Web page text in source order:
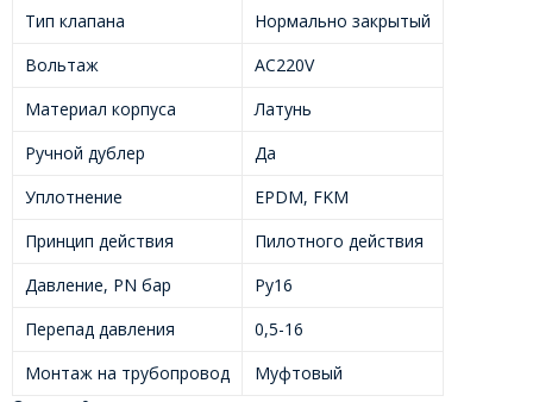
Тип клапана
Нормально закрытый
Вольтаж
AC220V
Материал корпуса
Латунь
Ручной дублер
Да
Уплотнение
EPDM, FKM
Принцип действия
Пилотного действия
Давление, PN бар
Ру16
Перепад давления
0,5-16
Монтаж на трубопровод
Муфтовый